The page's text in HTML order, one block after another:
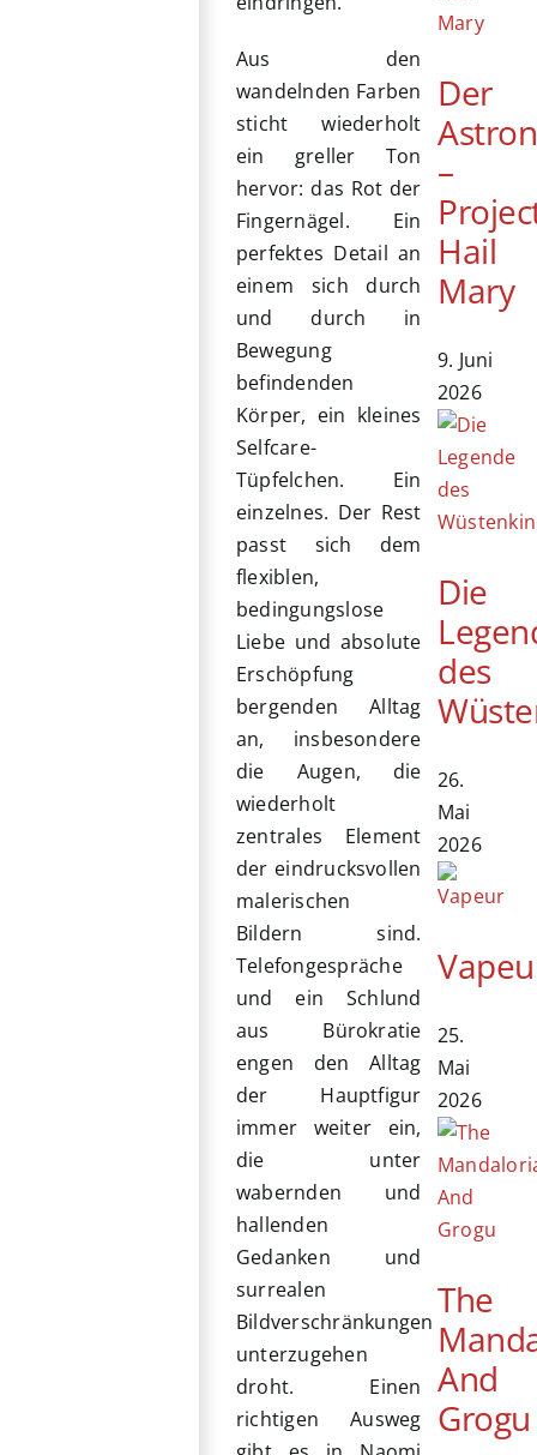
Aus den
wandelnden Farben
sticht wiederholt
ein greller Ton
hervor: das Rot der
Fingernägel. Ein
perfektes Detail an
einem sich durch
und durch in
Bewegung
befindenden
Körper, ein kleines
Selfcare-
Tüpfelchen. Ein
einzelnes. Der Rest
passt sich dem
flexiblen,
bedingungslose
Liebe und absolute
Erschöpfung
bergenden Alltag
an, insbesondere
die Augen, die
wiederholt
zentrales Element
der eindrucksvollen
malerischen
Bildern sind.
Telefongespräche
und ein Schlund
aus Bürokratie
engen den Alltag
der Hauptfigur
immer weiter ein,
die unter
wabernden und
hallenden
Gedanken und
surrealen
Bildverschränkungen
unterzugehen
droht. Einen
richtigen Ausweg
Der
–
Hail
Mary
9. Juni
2026
Die
des
26.
Mai
2026
25.
Mai
2026
The
And
Grogu